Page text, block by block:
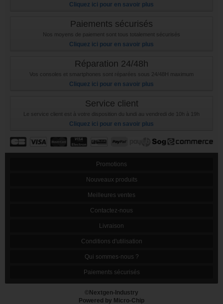
Cliquez ici pour en savoir plus
Paiements sécurisés
Nos moyens de paiement sont tous totalement sécurisés
Cliquez ici pour en savoir plus
Réparation 24/48h
Vos consoles et smartphones sont réparées sous 24/48H maximum
Cliquez ici pour en savoir plus
Service client
Le service client est à votre disposition du lundi au vendredi de 10h à 19h
Cliquez ici pour en savoir plus
Promotions
Nouveaux produits
Meilleures ventes
Contactez-nous
Livraison
Conditions d'utilisation
Qui sommes-nous ?
Paiements sécurisés
©Nextgen-Industry
Powered by Micro-Chip